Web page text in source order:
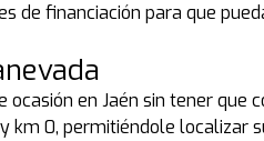
de financiación para que
en Jaén sin tener que
km 0, permitiéndole